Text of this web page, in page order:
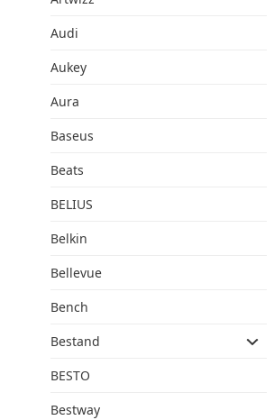
Audi
Aukey
Aura
Baseus
Beats
BELIUS
Belkin
Bellevue
Bench
Bestand
BESTO
Bestway